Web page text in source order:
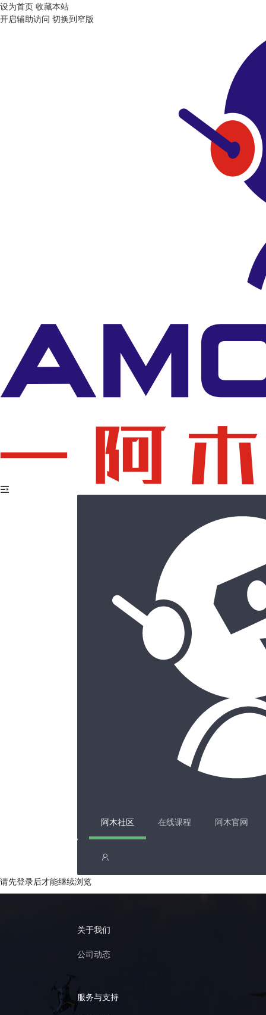
设为首页 收藏本站
开启辅助访问 切换到窄版
阿木社区 在线课程 阿木官网
请先登录后才能继续浏览
关于我们
公司动态
服务与支持